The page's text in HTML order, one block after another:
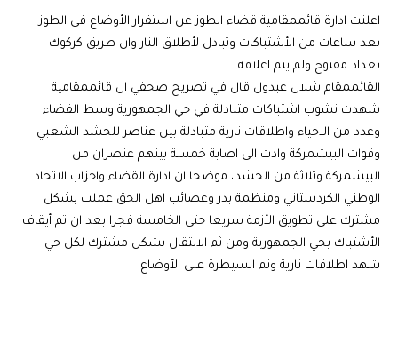
اعلنت ادارة قائممقامية قضاء الطوز عن استقرار الأوضاع في الطوز
بعد ساعات من الأشتباكات وتبادل لأطلاق النار وان طريق كركوك
بغداد مفتوح ولم يتم اغلاقه
القائممقام شلال عبدول قال في تصريح صحفي ان قائممقامية
شهدت نشوب اشتباكات متبادلة في حي الجمهورية وسط القضاء
وعدد من الاحياء واطلاقات نارية متبادلة بين عناصر للحشد الشعبي
وقوات البيشمركة وادت الى اصابة خمسة بينهم عنصران من
البيشمركة وثلاثة من الحشد، موضحا ان ادارة القضاء واحزاب الاتحاد
الوطني الكردستاني ومنظمة بدر وعصائب اهل الحق عملت بشكل
مشترك على تطويق الأزمة سريعا حتى الخامسة فجرا بعد ان تم أيقاف
الأشتباك بحي الجمهورية ومن ثم الانتقال بشكل مشترك لكل حي
شهد اطلاقات نارية وتم السيطرة على الأوضاع